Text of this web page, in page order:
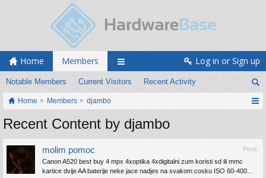
Home Members
Notable Members Current Visitors Recent Activity
Log in or Sign up
Home Members djambo
Recent Content by djambo
Post
molim pomoc
Canon A520 best buy 4 mpx 4xoptika 4xdigitalni zum koristi sd ili mmc
kartice dvije AA baterije neke jace nadjes na svakom cosku ISO 60-400...